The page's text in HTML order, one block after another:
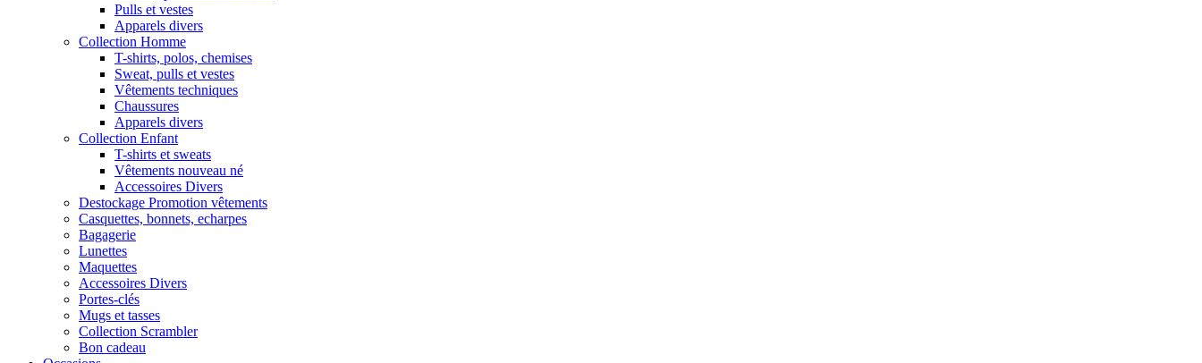
Pulls et vestes
Apparels divers
Collection Homme
T-shirts, polos, chemises
Sweat, pulls et vestes
Vêtements techniques
Chaussures
Apparels divers
Collection Enfant
T-shirts et sweats
Vêtements nouveau né
Accessoires Divers
Destockage Promotion vêtements
Casquettes, bonnets, echarpes
Bagagerie
Lunettes
Maquettes
Accessoires Divers
Portes-clés
Mugs et tasses
Collection Scrambler
Bon cadeau